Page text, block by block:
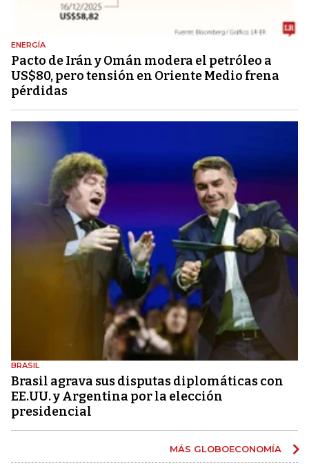
ENERGÍA
Pacto de Irán y Omán modera el petróleo a
US$80, pero tensión en Oriente Medio frena
pérdidas
BRASIL
Brasil agrava sus disputas diplomáticas con
EE.UU. y Argentina por la elección
presidencial
MÁS GLOBOECONOMÍA